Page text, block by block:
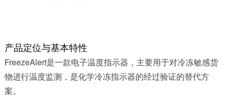
产品定位与基本特性
FreezeAlert是一款电子温度指示器，主要用于对冷冻敏感货
物进行温度监测，是化学冷冻指示器的经过验证的替代方
案。